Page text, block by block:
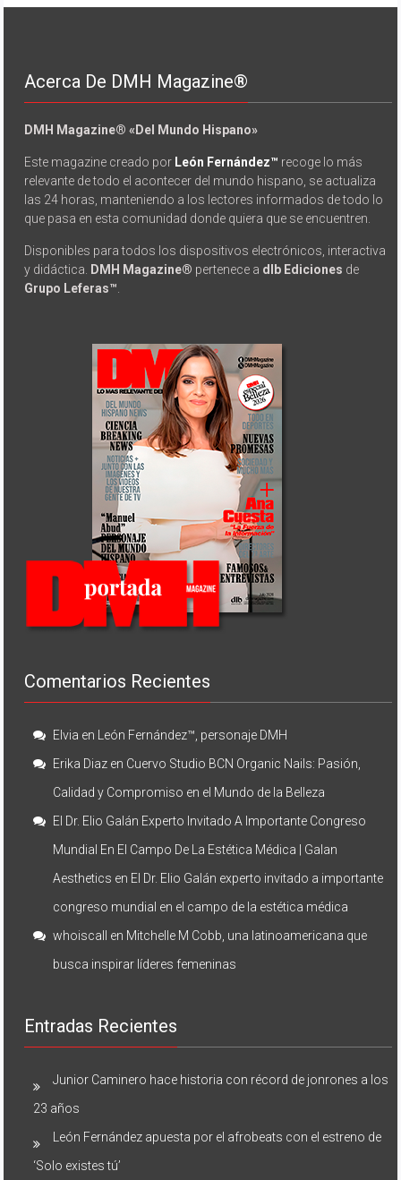
Acerca De DMH Magazine®
DMH Magazine® «Del Mundo Hispano»
Este magazine creado por León Fernández™ recoge lo más
relevante de todo el acontecer del mundo hispano, se actualiza
las 24 horas, manteniendo a los lectores informados de todo lo
que pasa en esta comunidad donde quiera que se encuentren.
Disponibles para todos los dispositivos electrónicos, interactiva
y didáctica.
DMH Magazine® pertenece a dlb Ediciones de
Grupo Leferas™
Comentarios Recientes
Elvia en
León Fernández™, personaje DMH
Erika Diaz en Cuervo Studio BCN Organic Nails: Pasión,
Calidad y Compromiso en el Mundo de la Belleza
El Dr. Elio Galán Experto Invitado A Importante Congreso
Mundial En El Campo De La Estética Médica | Galan
Aesthetics en El Dr. Elio Galán experto invitado a importante
congreso mundial en el campo de la estética médica
whoiscall
en Mitchelle M Cobb, una latinoamericana que
busca inspirar líderes femeninas
Entradas Recientes
Junior Caminero hace historia con récord de jonrones a los
23 años
León Fernández apuesta por el afrobeats con el estreno de
‘Solo existes tú’